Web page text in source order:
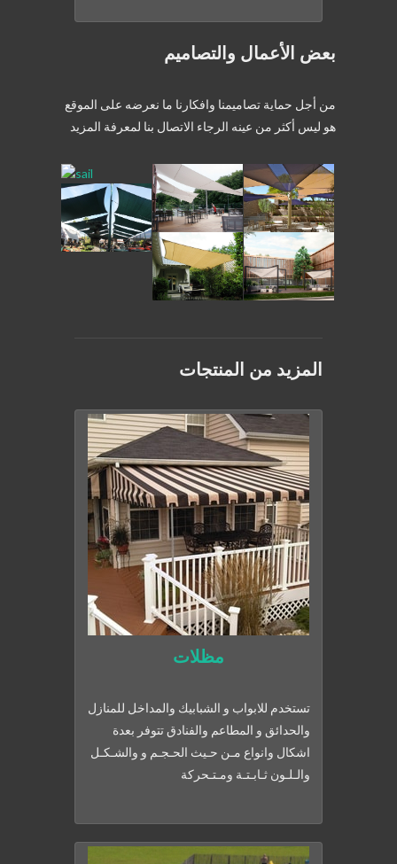
بعض الأعمال والتصاميم
من أجل حماية تصاميمنا وافكارنا ما نعرضه على الموقع
هو ليس أكثر من عينه الرجاء الاتصال بنا لمعرفة المزيد
المزيد من المنتجات
مظلات
تستخدم للابواب و الشبابيك والمداخل للمنازل
والحدائق و المطاعم والفنادق تتوفر بعدة
اشكال وانواع مـن حـيث الحـجـم و والشـكـل
والـلـون ثـابـتـة ومـتـحركة